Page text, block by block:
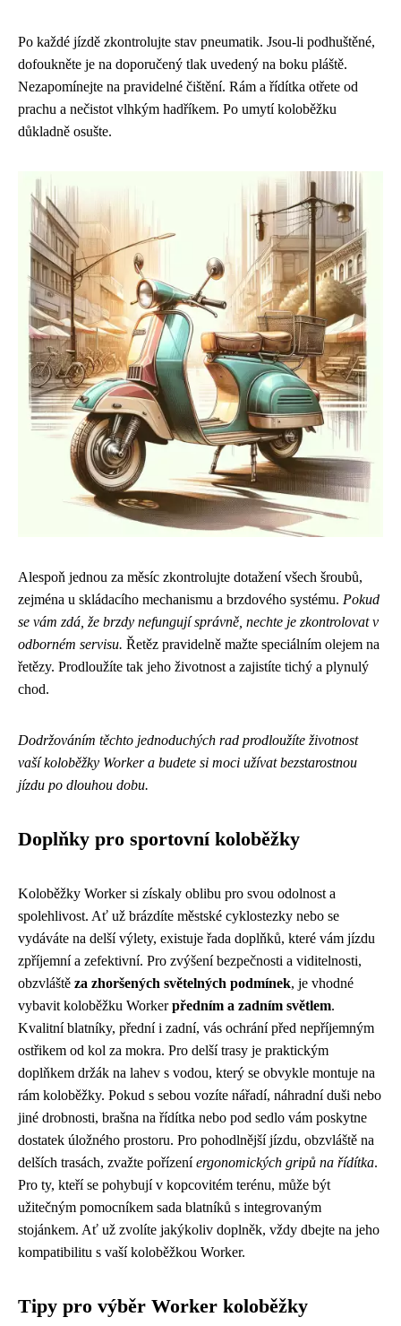
Po každé jízdě zkontrolujte stav pneumatik. Jsou-li podhuštěné,
dofoukněte je na doporučený tlak uvedený na boku pláště.
Nezapomínejte na pravidelné čištění. Rám a řídítka otřete od
prachu a nečistot vlhkým hadříkem. Po umytí koloběžku
důkladně osušte.
Alespoň jednou za měsíc zkontrolujte dotažení všech šroubů,
zejména u skládacího mechanismu a brzdového systému. Pokud
se vám zdá, že brzdy nefungují správně, nechte je zkontrolovat v
odborném servisu. Řetěz pravidelně mažte speciálním olejem na
řetězy. Prodloužíte tak jeho životnost a zajistíte tichý a plynulý
chod.
Dodržováním těchto jednoduchých rad prodloužíte životnost
vaší koloběžky Worker a budete si moci užívat bezstarostnou
jízdu po dlouhou dobu.
Doplňky pro sportovní koloběžky
Koloběžky Worker si získaly oblibu pro svou odolnost a
spolehlivost. Ať už brázdíte městské cyklostezky nebo se
vydáváte na delší výlety, existuje řada doplňků, které vám jízdu
zpříjemní a zefektivní. Pro zvýšení bezpečnosti a viditelnosti,
obzvláště za zhoršených světelných podmínek, je vhodné
vybavit koloběžku Workerpředním a zadním světlem.
Kvalitní blatníky, přední i zadní, vás ochrání před nepříjemným
ostřikem od kol za mokra. Pro delší trasy je praktickým
doplňkem držák na lahev s vodou, který se obvykle montuje na
rám koloběžky. Pokud s sebou vozíte nářadí, náhradní duši nebo
jiné drobnosti, brašna na řídítka nebo pod sedlo vám poskytne
dostatek úložného prostoru. Pro pohodlnější jízdu, obzvláště na
delších trasách, zvažte pořízeníergonomických gripů na řídítka.
Pro ty, kteří se pohybují v kopcovitém terénu, může být
užitečným pomocníkem sada blatníků s integrovaným
stojánkem. Ať už zvolíte jakýkoliv doplněk, vždy dbejte na jeho
kompatibilitu s vaší koloběžkou Worker.
Tipy pro výběr Worker koloběžky